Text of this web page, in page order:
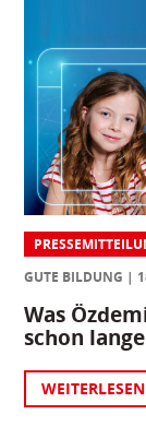
GUTE BILDUNG
Was
schon lange
WEITERLESEN